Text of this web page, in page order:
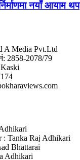
नयाँ आयाम थप
A Media Pvt.Ltd
नं: 2858-2078/79
: Tanka Raj Adhikari
Bhattarai
Adhikari